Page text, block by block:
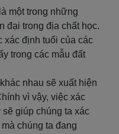
một trong những
đại trong địa chất học.
xác định tuổi của các
trong các mẫu đất
nhau sẽ xuất hiện
vì vậy, việc xác
giúp chúng ta xác
chúng ta đang